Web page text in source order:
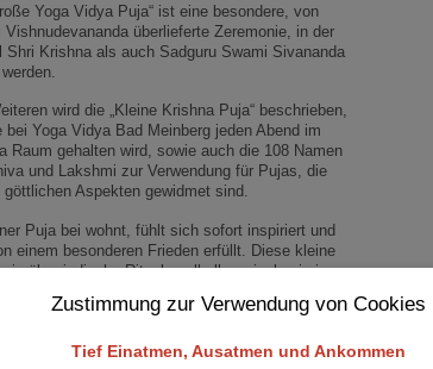
Yoga Vidya Puja“ ist eine besondere, von
Vishnudevananda überlieferte Zeremonie, in der
Shri Krishna als auch Sadguru Swami Sivananda
wird die „Kleine Krishna Puja“ beschrieben,
bei Yoga Vidya Bad Meinberg jeden Abend im
Raum gehalten wird, sowie auch die 108 Namen
und Lakshmi zur Verwendung für Pujas, die
göttlichen Aspekten gewidmet sind.
Puja bei wohnt, fühlt sich sofort inspiriert und
einem besonderen Frieden erfüllt. Diese kleine
über indische Rituale soll allen wissbegierigen
und die Mantras leichter zu rezitieren. Sie
Zustimmung zur Verwendung von Cookies
Tief Einatmen, Ausatmen und Ankommen